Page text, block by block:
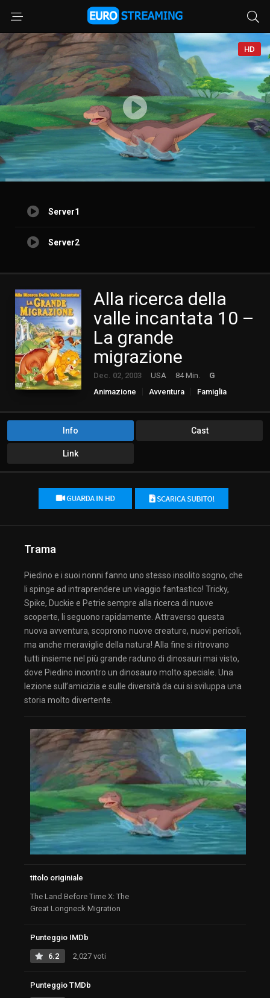
HD
Server1
Server2
Alla ricerca della
valle incantata 10 –
La grande
migrazione
Dec. 02, 2003 USA 84 Min.
G
Animazione
Avventura Famiglia
Info Cast
Link
Trama
Piedino e i suoi nonni fanno uno stesso insolito sogno, che
li spinge ad intraprendere un viaggio fantastico! Tricky,
Spike, Duckie e Petrie sempre alla ricerca di nuove
scoperte, li seguono rapidamente. Attraverso questa
nuova avventura, scoprono nuove creature, nuovi pericoli,
ma anche meraviglie della natura! Alla fine si ritrovano
tutti insieme nel più grande raduno di dinosauri mai visto,
dove Piedino incontro un dinosauro molto speciale. Una
lezione sull’amicizia e sulle diversità da cui si sviluppa una
storia molto divertente.
titolo originiale
The Land Before Time X: The
Great Longneck Migration
Punteggio IMDb
6.2 2,027 voti
Punteggio TMDb